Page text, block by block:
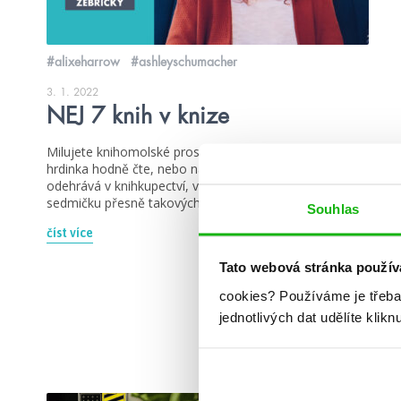
Souhlas
Tato webová stránka
cookies? Používáme je
jednotlivých dat udělíte
#alixeharrow #ashleyschumacher
3. 1. 2022
NEJ 7 knih v knize
Milujete knihomolské prostředí v knihách? Když hlavní
hrdinka hodně čte, nebo na ni knihy mluví, nebo se to
odehrává v knihkupectví, v knihovně… Áňa vybrala top
sedmičku přesně takových knih. Která vede u vás?
číst více